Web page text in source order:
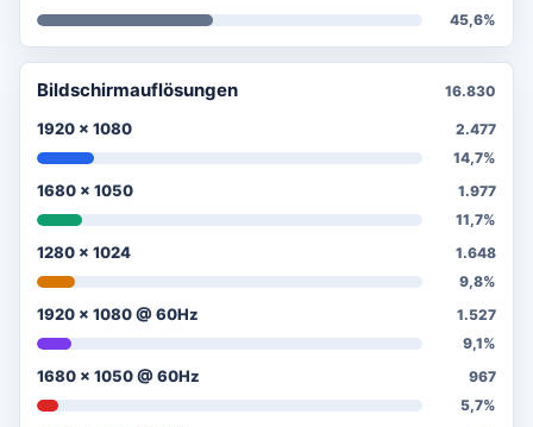
45,6%
Bildschirmauflösungen 16.830
1920 x 1080
2.477
14,7%
1680 x 1050
1.977
11,7%
1280 x 1024
1.648
9,8%
1920 x 1080 @ 60Hz
1.527
9,1%
1680 x 1050 @ 60Hz
967
5,7%